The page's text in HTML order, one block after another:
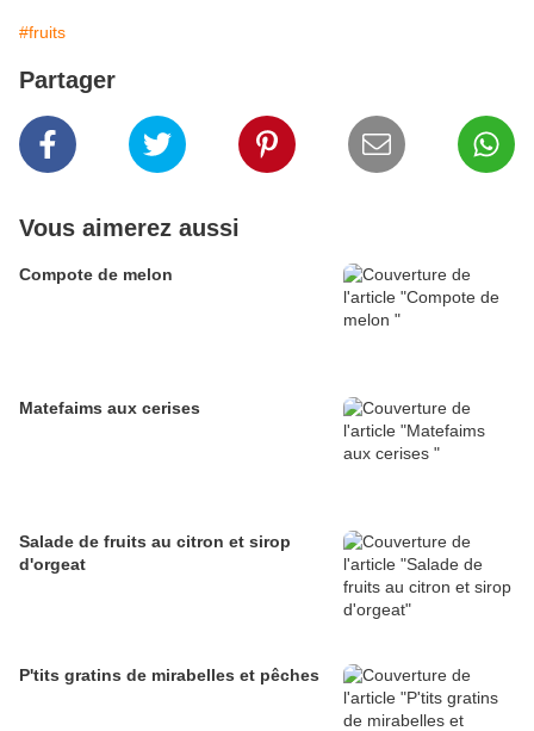
#fruits
Partager
Vous aimerez aussi
Compote de melon
Matefaims aux cerises
Salade de fruits au citron et sirop
d'orgeat
P'tits gratins de mirabelles et pêches